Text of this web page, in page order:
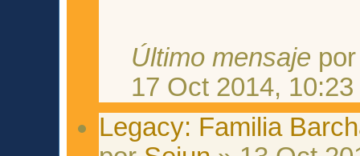
Último mensaje
17 Oct 2014, 10:23
Legacy: Familia